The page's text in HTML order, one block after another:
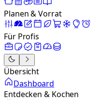
Planen & Vorrat
Für Profis
Übersicht
Dashboard
Entdecken & Kochen